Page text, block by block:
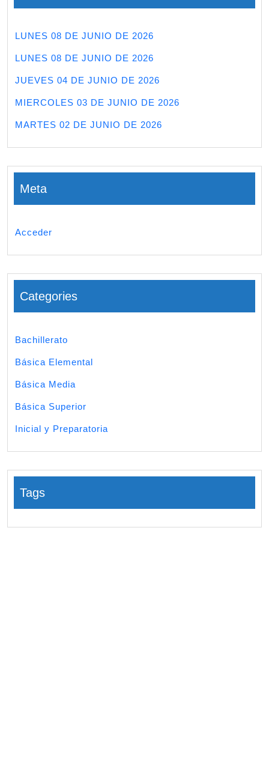
LUNES 08 DE JUNIO DE 2026
LUNES 08 DE JUNIO DE 2026
JUEVES 04 DE JUNIO DE 2026
MIERCOLES 03 DE JUNIO DE 2026
MARTES 02 DE JUNIO DE 2026
Meta
Acceder
Categories
Bachillerato
Básica Elemental
Básica Media
Básica Superior
Inicial y Preparatoria
Tags